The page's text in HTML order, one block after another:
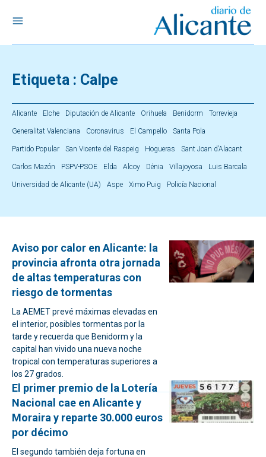
Etiqueta : Calpe
Alicante Elche Diputación de Alicante Orihuela Benidorm Torrevieja
Generalitat Valenciana Coronavirus El Campello Santa Pola
Partido Popular San Vicente del Raspeig Hogueras Sant Joan d’Alacant
Carlos Mazón PSPV-PSOE Elda Alcoy Dénia Villajoyosa Luis Barcala
Universidad de Alicante (UA) Aspe Ximo Puig Policía Nacional
Aviso por calor en Alicante: la
provincia afronta otra jornada
de altas temperaturas con
riesgo de tormentas
La AEMET prevé máximas elevadas en
el interior, posibles tormentas por la
tarde y recuerda que Benidorm y la
capital han vivido una nueva noche
tropical con temperaturas superiores a
los 27 grados.
El primer premio de la Lotería
Nacional cae en Alicante y
Moraira y reparte 30.000 euros
por décimo
El segundo también deja fortuna en